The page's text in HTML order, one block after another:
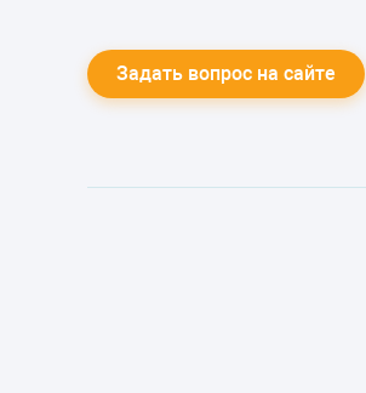
Задать вопрос на сайте